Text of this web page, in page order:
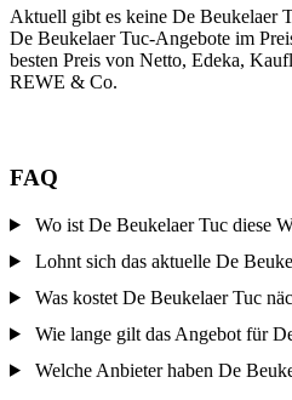
Aktuell gibt es keine De Beukelaer
De Beukelaer Tuc-Angebote im
besten Preis von Netto, Edeka,
REWE & Co.
FAQ
Wo ist De Beukelaer Tuc diese
Lohnt sich das aktuelle De
Was kostet De Beukelaer Tuc
Wie lange gilt das Angebot für
Welche Anbieter haben De